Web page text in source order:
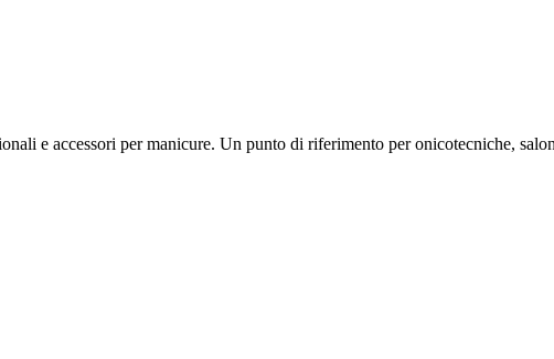
e accessori per manicure. Un punto di riferimento per onicotecniche,